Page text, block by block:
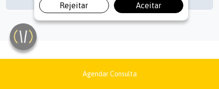
Condições que Tratamos
Agendar Consulta
Rejeitar Aceitar